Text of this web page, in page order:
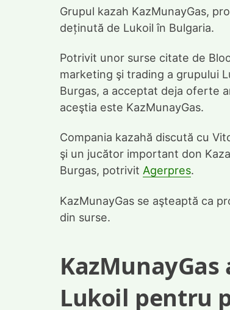
Grupul kazah KazMunayGas,
deținută de Lukoil în Bulgaria.
Potrivit unor surse citate de
marketing şi trading a grupului
Burgas, a acceptat deja oferte
aceştia este KazMunayGas.
Compania kazahă discută cu
şi un jucător important don
Burgas, potrivit Agerpres.
KazMunayGas se aşteaptă ca
din surse.
Lukoil pentru